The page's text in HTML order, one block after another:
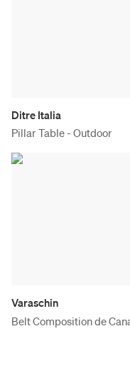
Ditre Italia
Pillar Table - Outdoor
Varaschin
Belt Composition de